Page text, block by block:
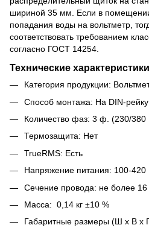
шириной 35 мм. Если в
попадания воды на вольтметр,
соответствовать требованием
согласно ГОСТ 14254.
Технические
Категория продукции:
Способ монтажа: На DIN-рейку
Количество фаз: 3 ф. (230/380
Термозащита: Нет
TrueRMS: Есть
Напряжение питания: 100-420
Сечение провода: не более
Масса: 0,14 кг ±10 %
Габаритные размеры (Ш х В х